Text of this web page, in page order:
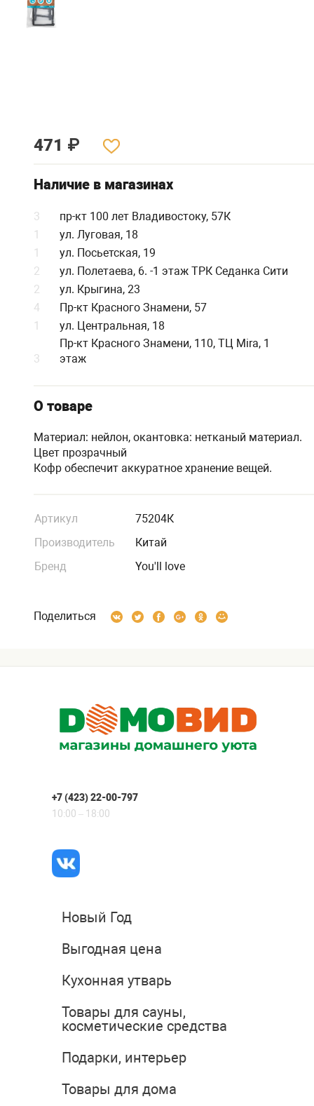
471 ₽
Наличие в магазинах
3
пр-кт 100 лет Владивостоку, 57К
1
ул. Луговая, 18
1
ул. Посьетская, 19
2
ул. Полетаева, 6. -1 этаж ТРК Седанка Сити
2
ул. Крыгина, 23
4
Пр-кт Красного Знамени, 57
1
ул. Центральная, 18
3
Пр-кт Красного Знамени, 110, ТЦ Mira, 1
этаж
О товаре
Материал: нейлон, окантовка: нетканый материал.
Цвет прозрачный
Кофр обеспечит аккуратное хранение вещей.
Артикул
75204К
Производитель
Китай
Бренд
You'll love
Поделиться
+7 (423) 22-00-797
10:00 – 18:00
Новый Год
Выгодная цена
Кухонная утварь
Товары для сауны,
косметические средства
Подарки, интерьер
Товары для дома